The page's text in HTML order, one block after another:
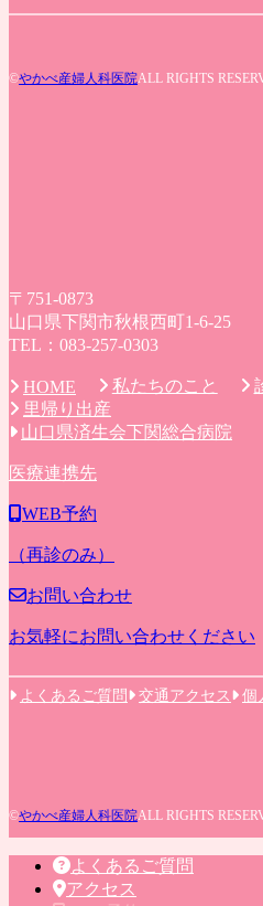
©やかべ産婦人科医院ALL RIGHTS
〒751-0873
山口県下関市秋根西町1-6-25
TEL：083-257-0303
HOME 私たちのこと
里帰り出産
山口県済生会下関総合病院
医療連携先
WEB予約
（再診のみ）
お問い合わせ
お気軽にお問い合わせください
よくあるご質問 交通アクセス 個
©やかべ産婦人科医院ALL RIGHTS
よくあるご質問
アクセス